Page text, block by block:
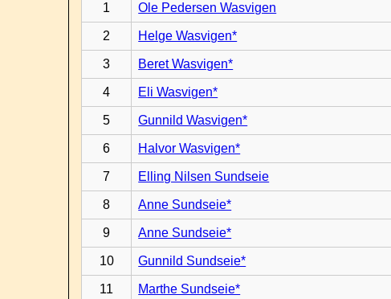
1 Ole Pedersen Wasvigen
2 Helge Wasvigen*
3 Beret Wasvigen*
4 Eli Wasvigen*
5 Gunnild Wasvigen*
6 Halvor Wasvigen*
7 Elling Nilsen Sundseie
8 Anne Sundseie*
9 Anne Sundseie*
10 Gunnild Sundseie*
11 Marthe Sundseie*